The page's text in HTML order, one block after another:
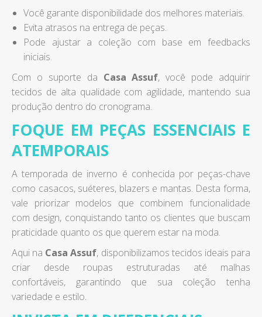
Você garante disponibilidade dos melhores materiais.
Evita atrasos na entrega de peças.
Pode ajustar a coleção com base em feedbacks
iniciais.
Com o suporte da Casa Assuf, você pode adquirir
tecidos de alta qualidade com agilidade, mantendo sua
produção dentro do cronograma.
FOQUE EM PEÇAS ESSENCIAIS E
ATEMPORAIS
A temporada de inverno é conhecida por peças-chave
como casacos, suéteres, blazers e mantas. Desta forma,
vale priorizar modelos que combinem funcionalidade
com design, conquistando tanto os clientes que buscam
praticidade quanto os que querem estar na moda.
Aqui na Casa Assuf, disponibilizamos tecidos ideais para
criar desde roupas estruturadas até malhas
confortáveis, garantindo que sua coleção tenha
variedade e estilo.